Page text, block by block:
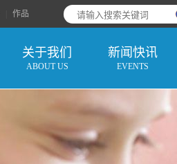
作品
关于我们
ABOUT US
新闻快讯
EVENTS